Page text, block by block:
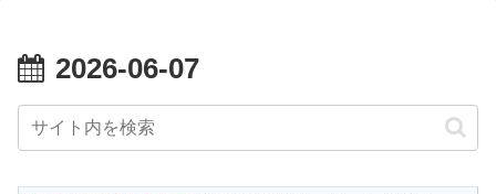
2026-06-07